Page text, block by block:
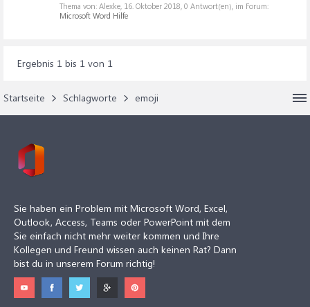
Thema von: Alexke, 16. Oktober 2018, 0 Antwort(en), im Forum:
Microsoft Word Hilfe
Ergebnis 1 bis 1 von 1
Startseite Schlagworte emoji
Sie haben ein Problem mit Microsoft Word, Excel,
Outlook, Access, Teams oder PowerPoint mit dem
Sie einfach nicht mehr weiter kommen und Ihre
Kollegen und Freund wissen auch keinen Rat? Dann
bist du in unserem Forum richtig!